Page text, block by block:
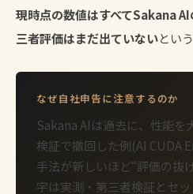
現時点の数値はすべてSakana
三者評価はまだ出ていないとい
なぜ自社申告に注意するのか
Sakana AIは過去に、性能を
検証で撤回した例(AI CUDA
手法が新しいほど“評価の抜
字は実測・第三者検証とセッ